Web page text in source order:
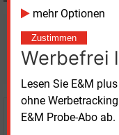
mehr Optionen
Zustimmen
Werbefrei
Lesen Sie E&M
ohne
E&M Probe-Abo ab.
weitere
Kaufen Sie